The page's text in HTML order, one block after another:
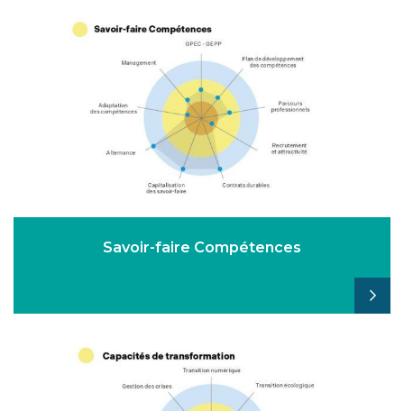
Savoir-faire Compétences